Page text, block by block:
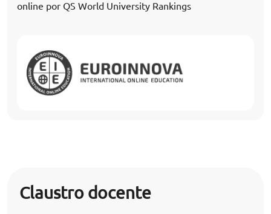
online por QS World University Rankings
Claustro docente